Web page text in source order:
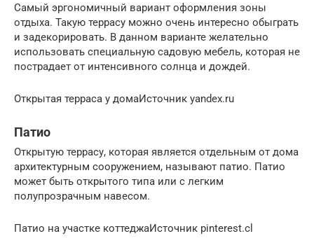
Самый эргономичный вариант оформления зоны
отдыха. Такую террасу можно очень интересно обыграть
и задекорировать. В данном варианте желательно
использовать специальную садовую мебель, которая не
пострадает от интенсивного солнца и дождей.
Открытая терраса у домаИсточник yandex.ru
Патио
Открытую террасу, которая является отдельным от дома
архитектурным сооружением, называют патио. Патио
может быть открытого типа или с легким
полупрозрачным навесом.
Патио на участке коттеджаИсточник pinterest.cl